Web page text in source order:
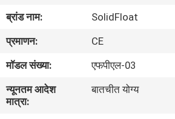
हमारे
बारे
कारखाने
ब्रांड नाम:
SolidFloat
प्रमाणन:
CE
मॉडल संख्या:
एफपीएल-03
न्यूनतम आदेश
मात्रा:
बातचीत योग्य